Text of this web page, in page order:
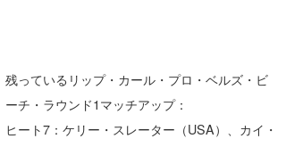
残っているリップ・カール・プロ・ベルズ・ビ
ーチ・ラウンド1マッチアップ：
ヒート7：ケリー・スレーター（USA）、カイ・